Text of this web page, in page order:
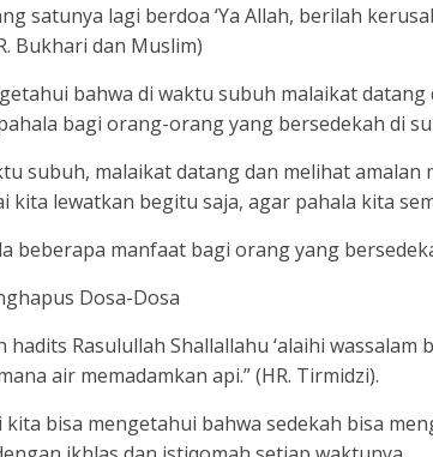
satunya lagi berdoa ‘Ya Allah, berilah
Bukhari dan Muslim)
bahwa di waktu subuh malaikat
bagi orang-orang yang bersedekah di
subuh, malaikat datang dan melihat
kita lewatkan begitu saja, agar pahala kita
beberapa manfaat bagi orang yang
Dosa-Dosa
hadits Rasulullah Shallallahu ‘alaihi wassalam
air memadamkan api.” (HR. Tirmidzi).
bisa mengetahui bahwa sedekah bisa